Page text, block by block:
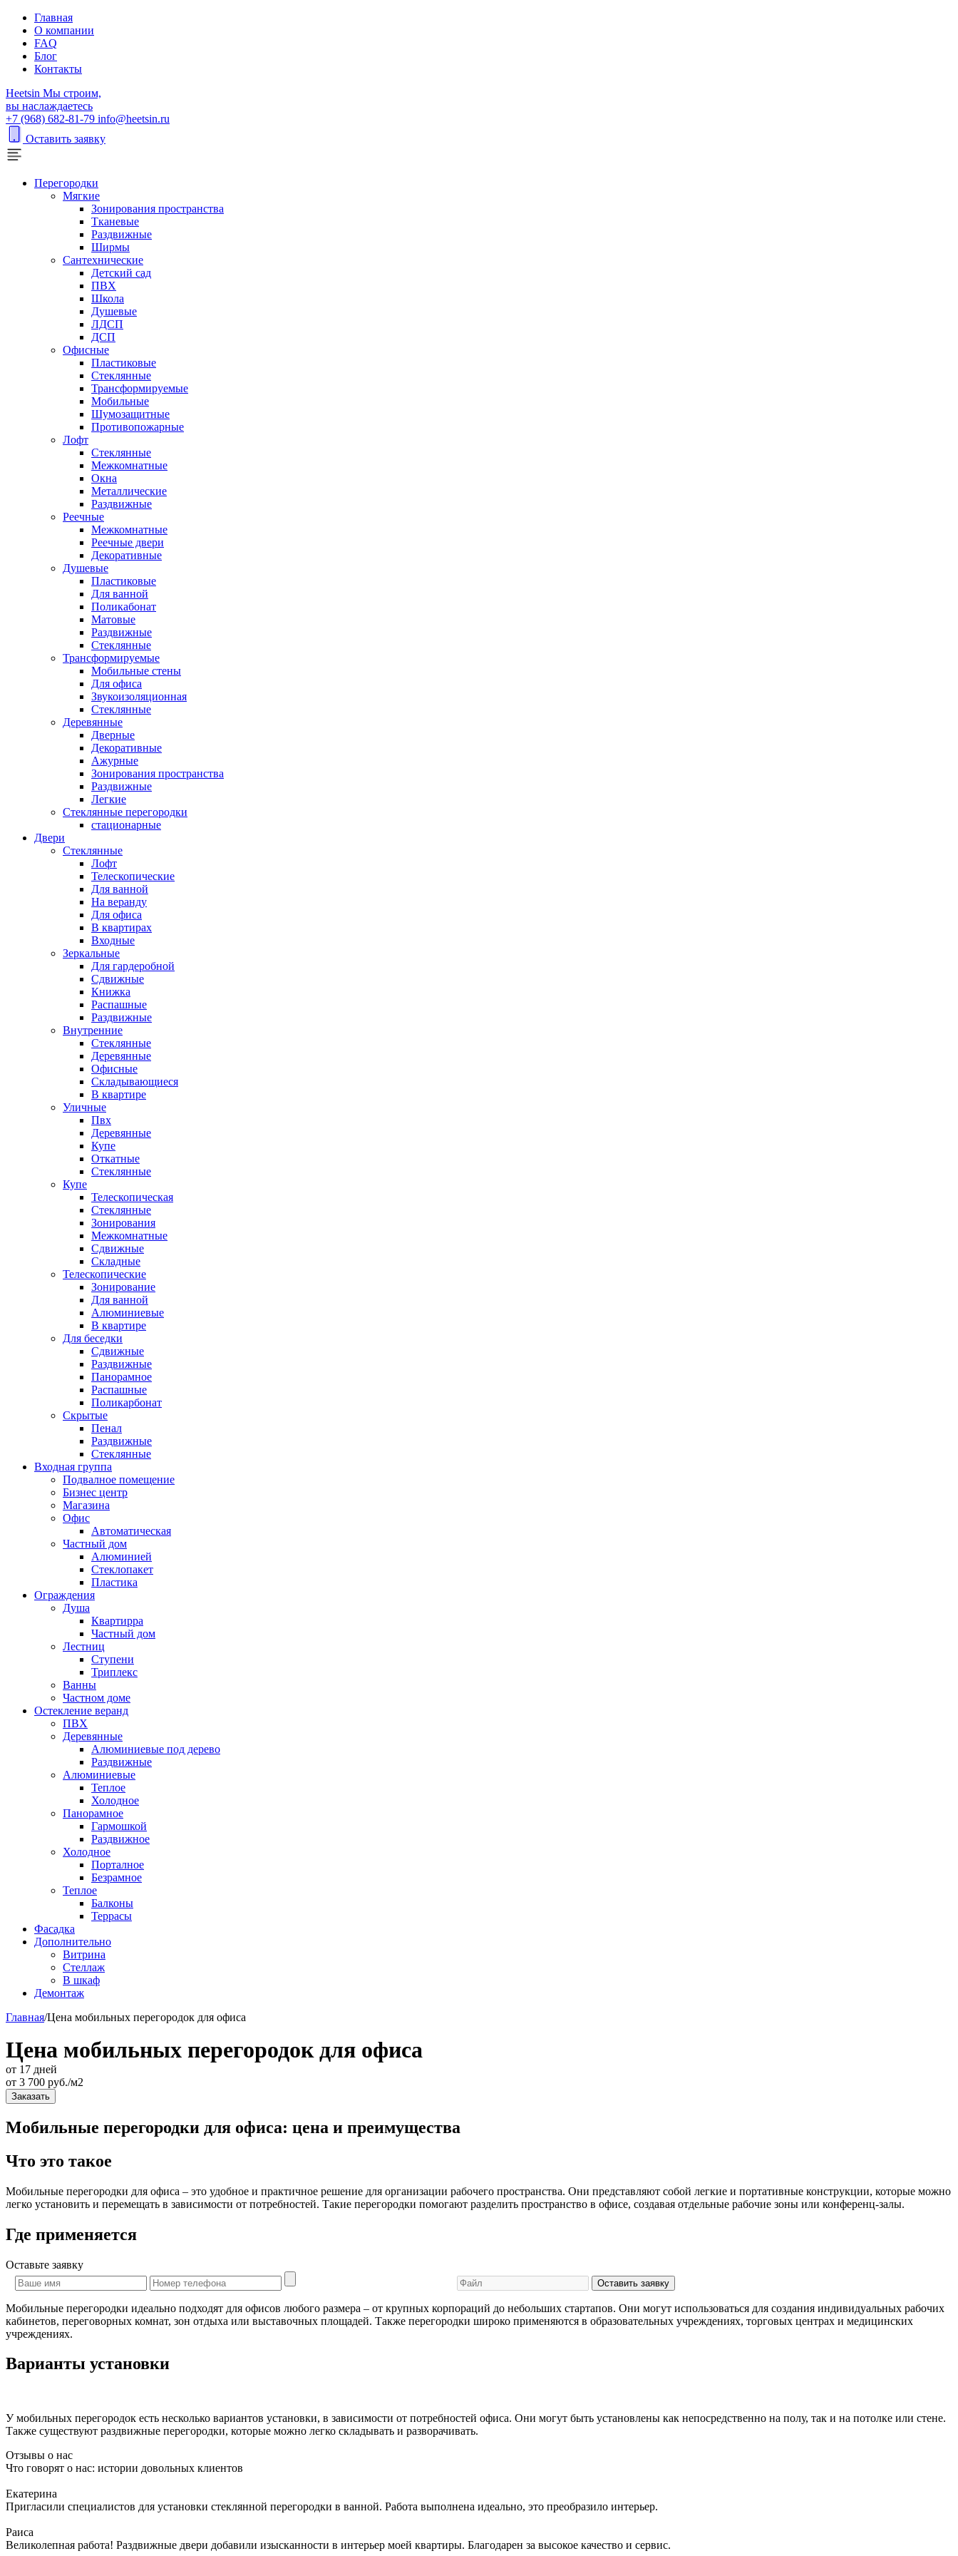
Главная
О компании
FAQ
Блог
Контакты
Heetsin Мы строим,
вы наслаждаетесь
+7 (968) 682-81-79 info@heetsin.ru
Оставить заявку
Перегородки
Мягкие
Зонирования пространства
Тканевые
Раздвижные
Ширмы
Сантехнические
Детский сад
ПВХ
Школа
Душевые
ЛДСП
ДСП
Офисные
Пластиковые
Стеклянные
Трансформируемые
Мобильные
Шумозащитные
Противопожарные
Лофт
Стеклянные
Межкомнатные
Окна
Металлические
Раздвижные
Реечные
Межкомнатные
Реечные двери
Декоративные
Душевые
Пластиковые
Для ванной
Поликабонат
Матовые
Раздвижные
Стеклянные
Трансформируемые
Мобильные стены
Для офиса
Звукоизоляционная
Стеклянные
Деревянные
Дверные
Декоративные
Ажурные
Зонирования пространства
Раздвижные
Легкие
Стеклянные перегородки
стационарные
Двери
Стеклянные
Лофт
Телескопические
Для ванной
На веранду
Для офиса
В квартирах
Входные
Зеркальные
Для гардеробной
Сдвижные
Книжка
Распашные
Раздвижные
Внутренние
Стеклянные
Деревянные
Офисные
Складывающиеся
В квартире
Уличные
Пвх
Деревянные
Купе
Откатные
Стеклянные
Купе
Телескопическая
Стеклянные
Зонирования
Межкомнатные
Сдвижные
Складные
Телескопические
Зонирование
Для ванной
Алюминиевые
В квартире
Для беседки
Сдвижные
Раздвижные
Панорамное
Распашные
Поликарбонат
Скрытые
Пенал
Раздвижные
Стеклянные
Входная группа
Подвалное помещение
Бизнес центр
Магазина
Офис
Автоматическая
Частный дом
Алюминией
Стеклопакет
Пластика
Ограждения
Душа
Квартирра
Частный дом
Лестниц
Ступени
Триплекс
Ванны
Частном доме
Остекление веранд
ПВХ
Деревянные
Алюминиевые под дерево
Раздвижные
Алюминиевые
Теплое
Холодное
Панорамное
Гармошкой
Раздвижное
Холодное
Порталное
Безрамное
Теплое
Балконы
Террасы
Фасадка
Дополнительно
Витрина
Стеллаж
В шкаф
Демонтаж
Главная/Цена мобильных перегородок для офиса
Цена мобильных перегородок для офиса
от 17 дней
от 3 700 руб./м2
Заказать
Мобильные перегородки для офиса: цена и преимущества
Что это такое
Мобильные перегородки для офиса – это удобное и практичное решение для организации рабочего пространства. Они представляют собой легкие и портативные конструкции, которые можно
легко установить и перемещать в зависимости от потребностей. Такие перегородки помогают разделить пространство в офисе, создавая отдельные рабочие зоны или конференц-залы.
Где применяется
Оставьте заявку
Оставить заявку
Мобильные перегородки идеально подходят для офисов любого размера – от крупных корпораций до небольших стартапов. Они могут использоваться для создания индивидуальных рабочих
кабинетов, переговорных комнат, зон отдыха или выставочных площадей. Также перегородки широко применяются в образовательных учреждениях, торговых центрах и медицинских
учреждениях.
Варианты установки
У мобильных перегородок есть несколько вариантов установки, в зависимости от потребностей офиса. Они могут быть установлены как непосредственно на полу, так и на потолке или стене.
Также существуют раздвижные перегородки, которые можно легко складывать и разворачивать.
Отзывы о нас
Что говорят о нас: истории довольных клиентов
Екатерина
Пригласили специалистов для установки стеклянной перегородки в ванной. Работа выполнена идеально, это преобразило интерьер.
Раиса
Великолепная работа! Раздвижные двери добавили изысканности в интерьер моей квартиры. Благодарен за высокое качество и сервис.